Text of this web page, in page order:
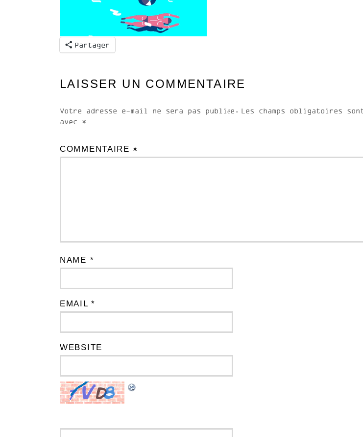
Partager
LAISSER UN COMMENTAIRE
Votre adresse e-mail ne sera pas publiée. Les champs obligatoires
avec *
COMMENTAIRE *
NAME *
EMAIL *
WEBSITE